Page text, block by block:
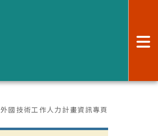
外國技術工作人力計畫資訊專頁